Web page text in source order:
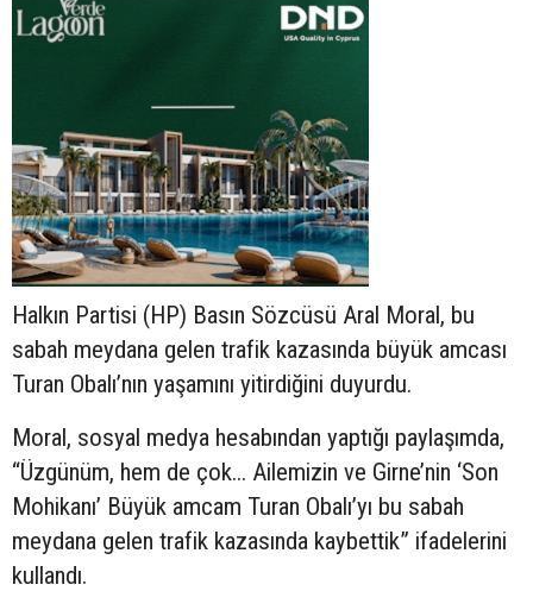
Halkın Partisi (HP) Basın Sözcüsü Aral Moral, bu
sabah meydana gelen trafik kazasında büyük amcası
Turan Obalı’nın yaşamını yitirdiğini duyurdu.
Moral, sosyal medya hesabından yaptığı paylaşımda,
“Üzgünüm, hem de çok... Ailemizin ve Girne’nin ‘Son
Mohikanı’ Büyük amcam Turan Obalı’yı bu sabah
meydana gelen trafik kazasında kaybettik” ifadelerini
kullandı.